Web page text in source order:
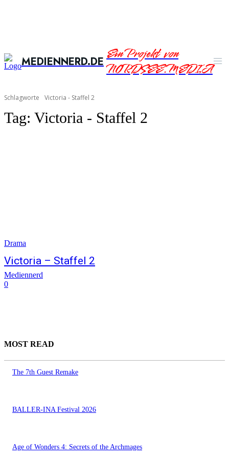
MEDIENNERD.DEEin Projekt von
NORDSEE.MEDIA
Schlagworte Victoria - Staffel 2
Tag: Victoria - Staffel 2
Drama
Victoria – Staffel 2
Mediennerd
0
MOST READ
The 7th Guest Remake
BALLER-INA Festival 2026
Age of Wonders 4: Secrets of the Archmages